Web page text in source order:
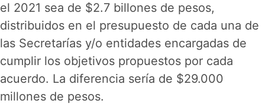
el 2021 sea de $2.7 billones de pesos,
distribuidos en el presupuesto de cada una de
las Secretarías y/o entidades encargadas de
cumplir los objetivos propuestos por cada
acuerdo. La diferencia sería de $29.000
millones de pesos.